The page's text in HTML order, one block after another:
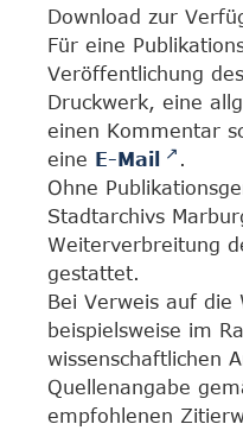
Download zur
Für eine
Veröffentlichung
Druckwerk, eine
einen Kommentar
eine E-Mail
.
Ohne
Stadtarchivs
Weiterverbreitung
gestattet.
Bei Verweis auf die
beispielsweise im
wissenschaftlichen
Quellenangabe
empfohlenen